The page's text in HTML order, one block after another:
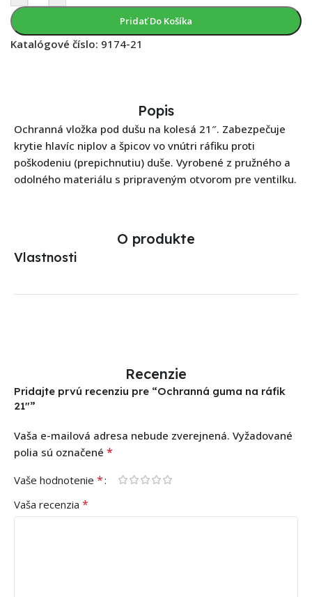
Pridať Do Košíka
Katalógové číslo: 9174-21
Popis
Ochranná vložka pod dušu na kolesá 21″. Zabezpečuje
krytie hlavíc niplov a špicov vo vnútri ráfiku proti
poškodeniu (prepichnutiu) duše. Vyrobené z pružného a
odolného materiálu s pripraveným otvorom pre ventilku.
O produkte
Vlastnosti
Recenzie
Pridajte prvú recenziu pre “Ochranná guma na ráfik
21″”
Vaša e-mailová adresa nebude zverejnená. Vyžadované
polia sú označené *
Vaše hodnotenie *
Vaša recenzia *